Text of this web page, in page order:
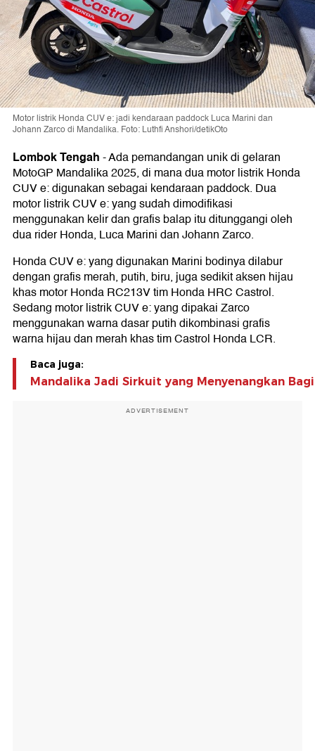
Motor listrik Honda CUV e: jadi kendaraan paddock Luca Marini dan
Johann Zarco di Mandalika. Foto: Luthfi Anshori/detikOto
Lombok Tengah-Ada pemandangan unik di gelaran
MotoGP Mandalika 2025, di mana dua motor listrik Honda
CUV e: digunakan sebagai kendaraan paddock. Dua
motor listrik CUV e: yang sudah dimodifikasi
menggunakan kelir dan grafis balap itu ditunggangi oleh
dua rider Honda, Luca Marini dan Johann Zarco.
Honda CUV e: yang digunakan Marini bodinya dilabur
dengan grafis merah, putih, biru, juga sedikit aksen hijau
khas motor Honda RC213V tim Honda HRC Castrol.
Sedang motor listrik CUV e: yang dipakai Zarco
menggunakan warna dasar putih dikombinasi grafis
warna hijau dan merah khas tim Castrol Honda LCR.
Baca juga:
Mandalika Jadi Sirkuit yang Menyenangkan
ADVERTISEMENT